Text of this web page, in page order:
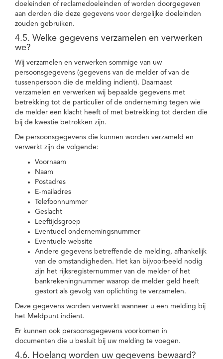
doeleinden of reclamedoeleinden of worden doorgegeven
aan derden die deze gegevens voor dergelijke doeleinden
zouden gebruiken.
4.5. Welke gegevens verzamelen en verwerken
we?
Wij verzamelen en verwerken sommige van uw
persoonsgegevens (gegevens van de melder of van de
tussenpersoon die de melding indient). Daarnaast
verzamelen en verwerken wij bepaalde gegevens met
betrekking tot de particulier of de onderneming tegen wie
de melder een klacht heeft of met betrekking tot derden die
bij de kwestie betrokken zijn.
De persoonsgegevens die kunnen worden verzameld en
verwerkt zijn de volgende:
Voornaam
Naam
Postadres
E-mailadres
Telefoonnummer
Geslacht
Leeftijdsgroep
Eventueel ondernemingsnummer
Eventuele website
Andere gegevens betreffende de melding, afhankelijk
van de omstandigheden. Het kan bijvoorbeeld nodig
zijn het rijksregisternummer van de melder of het
bankrekeningnummer waarop de melder geld heeft
gestort als gevolg van oplichting te verzamelen.
Deze gegevens worden verwerkt wanneer u een melding bij
het Meldpunt indient.
Er kunnen ook persoonsgegevens voorkomen in
documenten die u besluit bij uw melding te voegen.
4.6. Hoelang worden uw gegevens bewaard?